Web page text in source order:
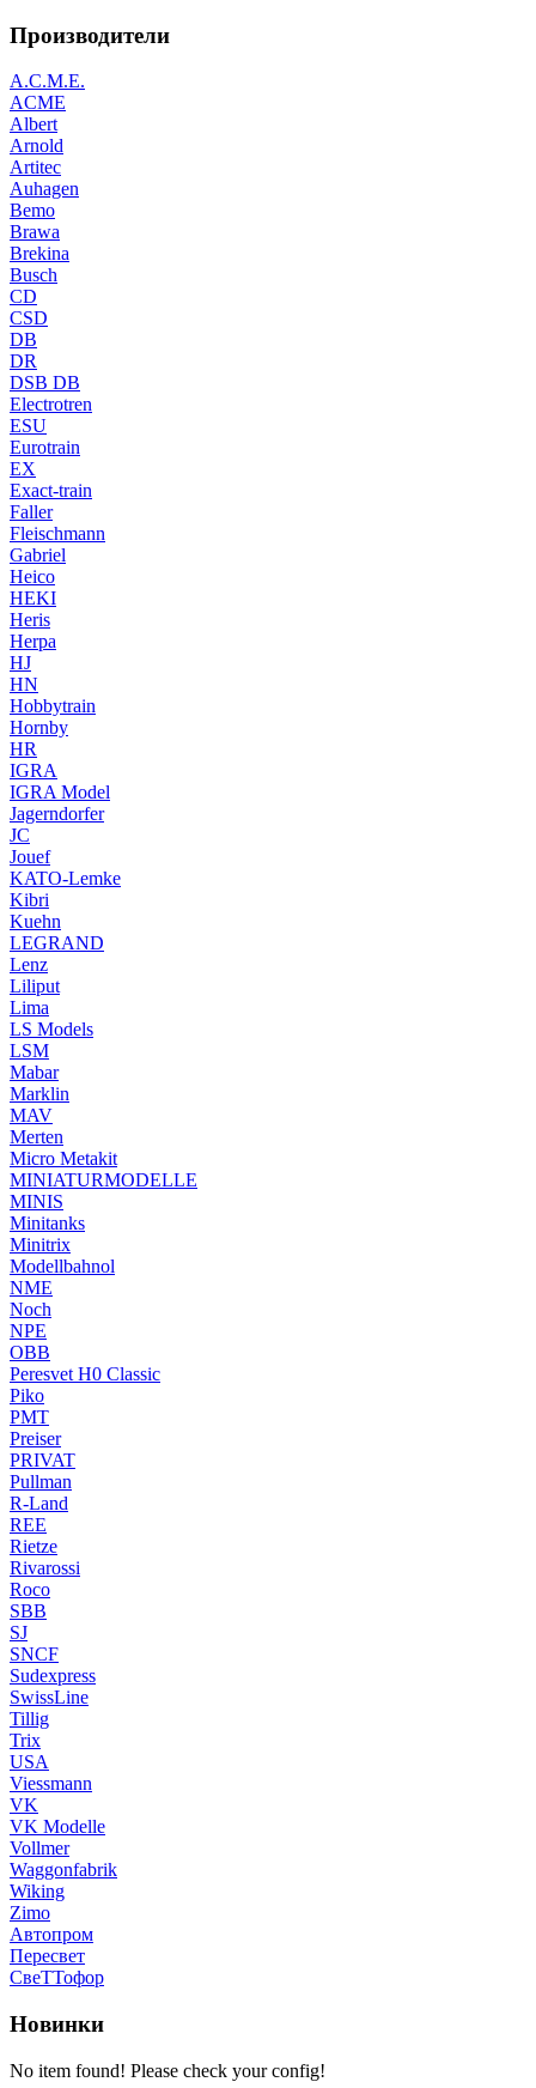
Производители
A.C.M.E.
ACME
Albert
Arnold
Artitec
Auhagen
Bemo
Brawa
Brekina
Busch
CD
CSD
DB
DR
DSB DB
Electrotren
ESU
Eurotrain
EX
Exact-train
Faller
Fleischmann
Gabriel
Heico
HEKI
Heris
Herpa
HJ
HN
Hobbytrain
Hornby
HR
IGRA
IGRA Model
Jagerndorfer
JC
Jouef
KATO-Lemke
Kibri
Kuehn
LEGRAND
Lenz
Liliput
Lima
LS Models
LSM
Mabar
Marklin
MAV
Merten
Micro Metakit
MINIATURMODELLE
MINIS
Minitanks
Minitrix
Modellbahnol
NME
Noch
NPE
OBB
Peresvet H0 Classic
Piko
PMT
Preiser
PRIVAT
Pullman
R-Land
REE
Rietze
Rivarossi
Roco
SBB
SJ
SNCF
Sudexpress
SwissLine
Tillig
Trix
USA
Viessmann
VK
VK Modelle
Vollmer
Waggonfabrik
Wiking
Zimo
Автопром
Пересвет
СвеТТофор
Новинки
No item found! Please check your config!